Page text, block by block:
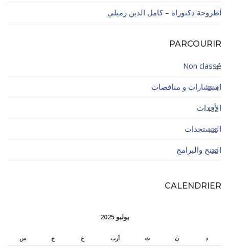
أطروحة دكتوراه – كامل الدين رميلي
PARCOURIR
Non classé
4
استشارات و مناقصات
244
الأحداث
132
المستجدات
125
المنح والبرامج
32
CALENDRIER
يوليو 2025
د ن ث أرب خ ج
س